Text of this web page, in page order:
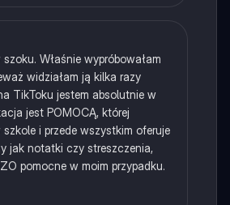
Właśnie wypróbowałam
widziałam ją kilka razy
TikToku jestem absolutnie w
jest POMOCĄ, której
szkole i przede wszystkim oferuje
jak notatki czy streszczenia,
pomocne w moim przypadku.